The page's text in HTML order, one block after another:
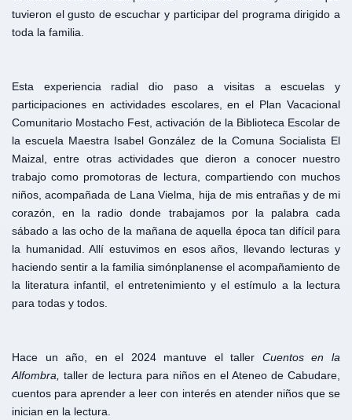
tuvieron el gusto de escuchar y participar del programa dirigido a
toda la familia.
Esta experiencia radial dio paso a visitas a escuelas y
participaciones en actividades escolares, en el Plan Vacacional
Comunitario Mostacho Fest, activación de la Biblioteca Escolar de
la escuela Maestra Isabel González de la Comuna Socialista El
Maizal, entre otras actividades que dieron a conocer nuestro
trabajo como promotoras de lectura, compartiendo con muchos
niños, acompañada de Lana Vielma, hija de mis entrañas y de mi
corazón, en la radio donde trabajamos por la palabra cada
sábado a las ocho de la mañana de aquella época tan difícil para
la humanidad. Allí estuvimos en esos años, llevando lecturas y
haciendo sentir a la familia simónplanense el acompañamiento de
la literatura infantil, el entretenimiento y el estímulo a la lectura
para todas y todos.
Hace un año, en el 2024 mantuve el taller Cuentos en la
Alfombra, taller de lectura para niños en el Ateneo de Cabudare,
cuentos para aprender a leer con interés en atender niños que se
inician en la lectura.